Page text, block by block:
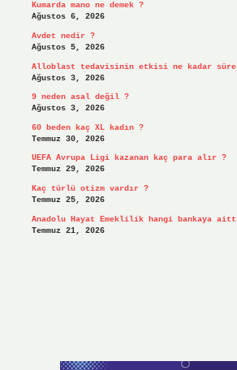
Kumarda mano ne demek ?
Ağustos 6, 2026
Avdet nedir ?
Ağustos 5, 2026
Alloblast tedavisinin etkisi ne kadar
Ağustos 3, 2026
9 neden asal değil ?
Ağustos 3, 2026
60 beden kaç XL kadın ?
Temmuz 30, 2026
UEFA Avrupa Ligi kazanan kaç para alır ?
Temmuz 29, 2026
Kaç türlü otizm vardır ?
Temmuz 25, 2026
Anadolu Hayat Emeklilik hangi bankaya
Temmuz 21, 2026